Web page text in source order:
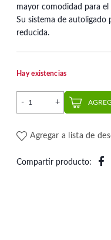
mayor comodidad para el
Su sistema de
reducida.
Hay existencias
Kit Bracket
Agregar a lista de
Compartir producto